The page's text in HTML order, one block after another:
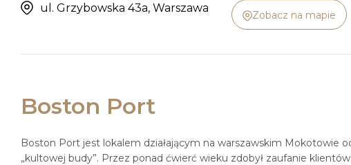
ul. Grzybowska 43a, Warszawa
Zobacz na mapie
Boston Port
Boston Port jest lokalem działającym na warszawskim Mokotowie
„kultowej budy”. Przez ponad ćwierć wieku zdobył zaufanie